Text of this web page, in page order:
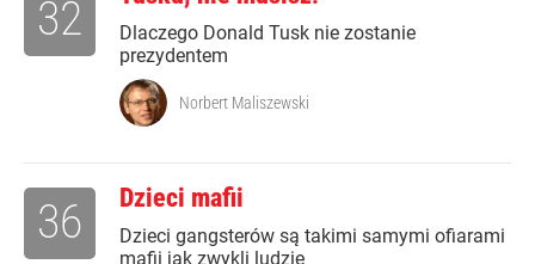
Dlaczego Donald Tusk nie zostanie
prezydentem
32
Norbert Maliszewski
Dzieci mafii
Dzieci gangsterów są takimi samymi ofiarami
mafii jak zwykli ludzie
36